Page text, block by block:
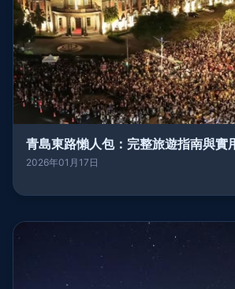
青島東路懶人包：完整旅遊指南與實
2026年01月17日